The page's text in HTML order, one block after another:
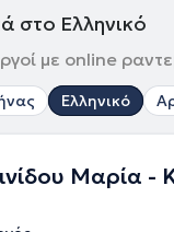
στο Ελληνικό
με online
Ελληνικό
Μαρία -